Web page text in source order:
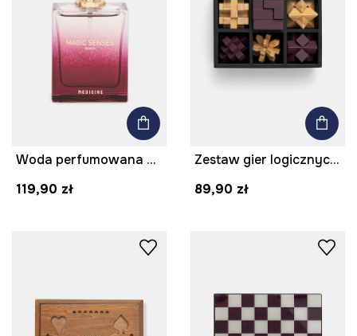
Woda perfumowana Magic Senses 50 ml kolor multicolor
119,90 zł
Zestaw gier logicznych drewniany
89,90 zł